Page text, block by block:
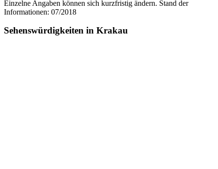
Einzelne Angaben können sich kurzfristig ändern. Stand der
Informationen: 07/2018
Sehenswürdigkeiten in Krakau